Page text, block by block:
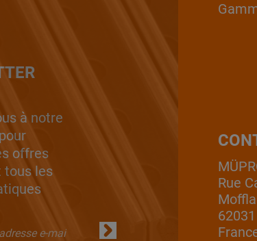
à notre
offres
tous les
Rue